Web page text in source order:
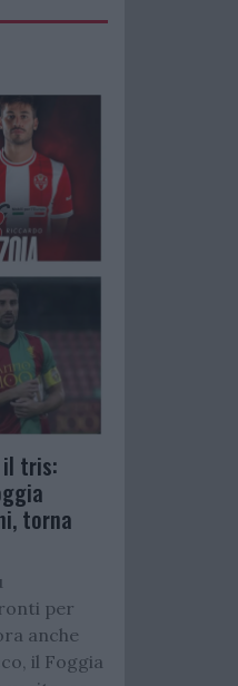
il tris:
torna
per
anche
il Foggia